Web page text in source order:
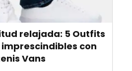
relajada: 5 Outfits
con
Vans